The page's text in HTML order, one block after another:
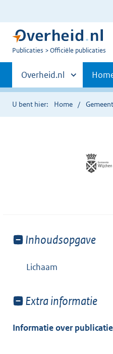
U
Publicaties Officiële publicaties
Primaire
navigatie
Andere
sites
binnen
Overheid.nl
U bent hier: Home
Toon
van:
Inhoudsopgave
Lichaam
Toon
van:
Extra informatie
Informatie over publicatie